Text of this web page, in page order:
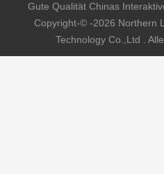
Gute Qualität Chinas
Copyright-© -2026 Northern
Technology Co.,Ltd .